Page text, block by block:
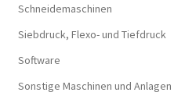
Schneidemaschinen
Siebdruck, Flexo- und Tiefdruck
Software
Sonstige Maschinen und Anlagen